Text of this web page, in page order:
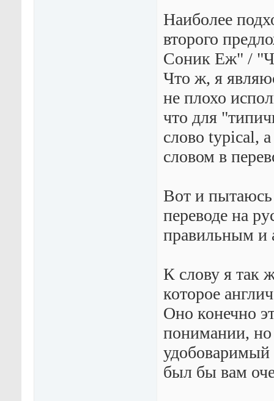
Наиболее
второго
Соник Еж" /
Что ж, я
не плохо
что для
слово typical,
словом в
Вот и пытаюсь
переводе на
правильным и
К слову я так
которое
Оно конечно
понимании, но
удобоваримый
был бы вам